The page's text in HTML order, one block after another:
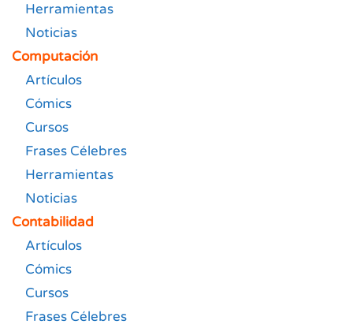
Herramientas
Noticias
Computación
Artículos
Cómics
Cursos
Frases Célebres
Herramientas
Noticias
Contabilidad
Artículos
Cómics
Cursos
Frases Célebres